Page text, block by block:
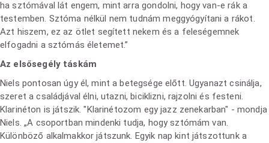
ha sztómával lát engem, mint arra gondolni, hogy van-e rák a
testemben. Sztóma nélkül nem tudnám meggyógyítani a rákot.
Azt hiszem, ez az ötlet segített nekem és a feleségemnek
elfogadni a sztómás életemet.”
Az elsősegély táskám
Niels pontosan úgy él, mint a betegsége előtt. Ugyanazt csinálja,
szeret a családjával élni, utazni, biciklizni, rajzolni és festeni.
Klarinéton is játszik. "Klarinétozom egy jazz zenekarban" - mondja
Niels. „A csoportban mindenki tudja, hogy sztómám van.
Különböző alkalmakkor játszunk. Egyik nap kint játszottunk a